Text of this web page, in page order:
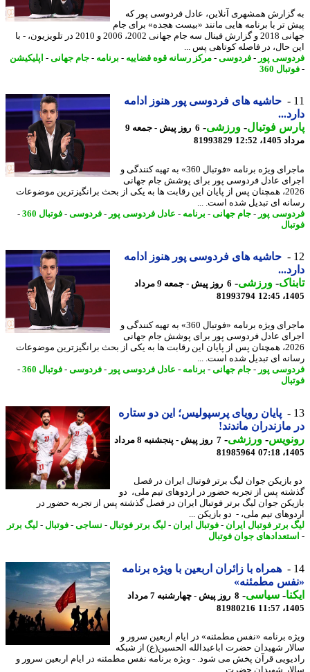
همشهری آنلاین، عادل فردوسی پور که
تر با برنامه هایی مانند «بیست هجده» برای جام
جهانی 2018 و گزارش فینال سه جام جهانی 2002، 2006 و 2010 در تلویزیون، - با
حال، در فاصله کوتاهی پس ...
پور -فردوسی-مرکز رسانه قوه قضاییه-برنامه -جام جهانی-اپلیکیشن
360
حاشیه های فردوسی پور هنوز ادامه
فوتبال-ورزشی-
6 روز پیش - جمعه 9
12:52
81993829
ماجرای ویژه برنامه «فوتبال 360» به تهیه کنندگی و
عادل فردوسی پور برای پوشش جام جهانی
2026، همچنان پس از پایان این رقابت ها به یکی از بحث برانگیزترین موضوعات
ای تبدیل شده است. ...
پور -جام جهانی-برنامه -عادل فردوسی پور -فردوسی-فوتبال 360
-
حاشیه های فردوسی پور هنوز ادامه
-ورزشی-
6 روز پیش - جمعه 9 مرداد
81993794
ماجرای ویژه برنامه «فوتبال 360» به تهیه کنندگی و
عادل فردوسی پور برای پوشش جام جهانی
2026، همچنان پس از پایان این رقابت ها به یکی از بحث برانگیزترین موضوعات
ای تبدیل شده است. ...
پور-جام جهانی-برنامه -عادل فردوسی پور-فردوسی-فوتبال 360
-
پایان رویای پرسپولیس؛ این دو ستاره
ماندند!
-ورزشی-
7 روز پیش - پنجشنبه 8 مرداد
81985964
جوان لیگ برتر فوتبال ایران در فصل
پس از تجربه حضور در اردوهای تیم ملی، دو
جوان لیگ برتر فوتبال ایران در فصل گذشته پس از تجربه حضور در
تیم ملی، - دو بازیکن ...
برتر فوتبال ایران - فوتبال ایران - لیگ برتر فوتبال-نساجی-فوتبال-لیگ برتر
جوان فوتبال
همراه با زائران اربعین با ویژه برنامه
مطمئنه»
-سیاسی-
8 روز پیش - چهارشنبه 7 مرداد
81980216
برنامه «نفس مطمئنه» در ایام اربعین سرور و
شهیدان حضرت اباعبدالله الحسین(ع) از شبکه
قرآن پخش می شود. - ویژه برنامه نفس مطمئنه در ایام اربعین سرور و